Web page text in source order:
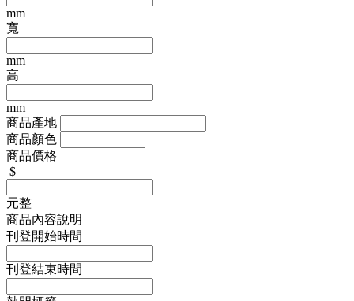
mm
寬
mm
高
mm
商品產地
商品顏色
商品價格
$
元整
商品內容說明
刊登開始時間
刊登結束時間